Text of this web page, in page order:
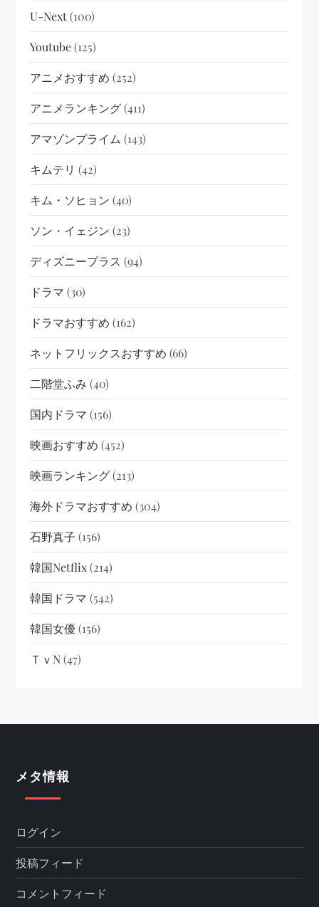
U-Next(100)
Youtube(125)
アニメおすすめ (252)
アニメランキング(411)
アマゾンプライム (143)
キムテリ (42)
キム・ソヒョン (40)
ソン・イェジン (23)
ディズニープラス (94)
ドラマ (30)
ドラマおすすめ (162)
ネットフリックスおすすめ (66)
二階堂ふみ (40)
国内ドラマ (156)
映画おすすめ (452)
映画ランキング(213)
海外ドラマおすすめ (304)
石野真子 (156)
韓国netflix(214)
韓国ドラマ (542)
韓国女優(156)
ＴｖN(47)
メタ情報
ログイン
投稿フィード
コメントフィード